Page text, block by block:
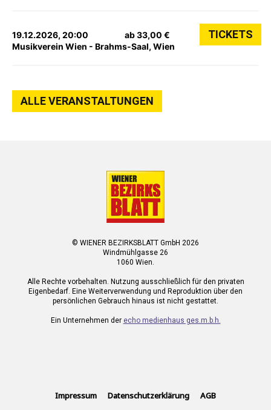
19.12.2026, 20:00
Musikverein Wien - Brahms-Saal, Wien
ab 33,00 € TICKETS
ALLE VERANSTALTUNGEN
© WIENER BEZIRKSBLATT GmbH 2026
Windmühlgasse 26
1060 Wien.
Alle Rechte vorbehalten. Nutzung ausschließlich für den privaten
Eigenbedarf. Eine Weiterverwendung und Reproduktion über den
persönlichen Gebrauch hinaus ist nicht gestattet.
Ein Unternehmen der echo medienhaus ges.m.b.h.
Impressum Datenschutzerklärung AGB